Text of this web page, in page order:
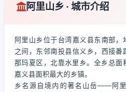
阿里山乡 · 城市介绍
阿里山乡位于台湾嘉义县东南部
之间，东邻南投县信义乡，西接
那玛夏区，北靠水里乡。全乡总面
嘉义县面积最大的乡镇。
乡名源自境内的著名山岳——阿